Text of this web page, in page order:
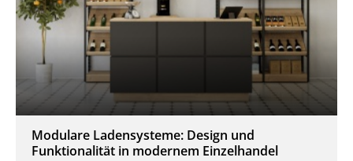
Modulare Ladensysteme: Design und
Funktionalität in modernem Einzelhandel